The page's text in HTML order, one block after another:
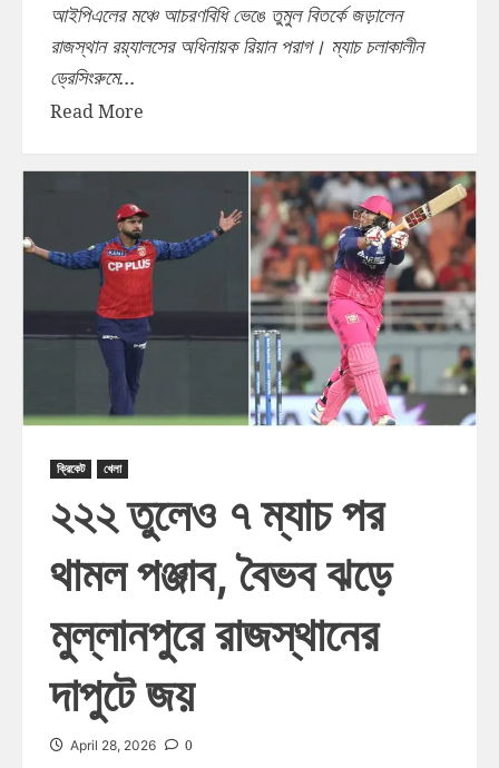
আইপিএলের মঞ্চে আচরণবিধি ভেঙে তুমুল বিতর্কে জড়ালেন
রাজস্থান রয়্যালসের অধিনায়ক রিয়ান পরাগ। ম্যাচ চলাকালীন
ড্রেসিংরুমে...
Read More
ক্রিকেট খেলা
২২২ তুলেও ৭ ম্যাচ পর
থামল পঞ্জাব, বৈভব ঝড়ে
মুল্লানপুরে রাজস্থানের
দাপুটে জয়
April 28, 2026 0